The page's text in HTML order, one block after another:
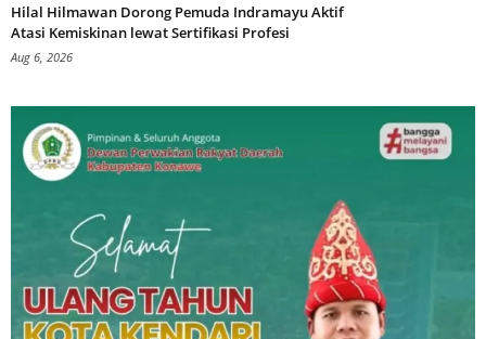
Hilal Hilmawan Dorong Pemuda Indramayu Aktif
Atasi Kemiskinan lewat Sertifikasi Profesi
Aug 6, 2026